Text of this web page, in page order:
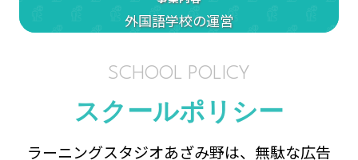
外国語学校の運営
SCHOOL POLICY
スクールポリシー
ラーニングスタジオあざみ野は、無駄な広告